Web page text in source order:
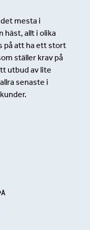
mesta i
häst, allt i olika
på att ha ett stort
ställer krav på
utbud av lite
senaste i